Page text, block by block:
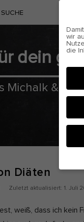
SUCHE
dein
Michalk & Phil
Diäten
Zuletzt aktualisiert: Z
l
1. Juli
weiß, dass ich kein
wir
die
Hier